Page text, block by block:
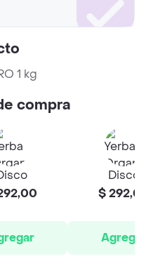
1 kg
compra
Disco
$
Agregar